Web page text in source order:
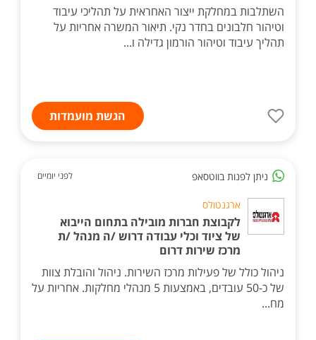
השתלבות במחלקת ייצור האחראית על תהליכי עיבוד
וטיהור חלבונים בחדר נקי. תיאור המשרה אחריות על
תהליך עיבוד וטיהור הורמון גדילה ו...
הגשת מועמדות
ניתן לפנות בווטסאפ לפני יומיים
ארגנטולס
לקבוצת חברות מובילה בתחום הייבוא
של ציוד וכלי עבודה דרוש /ה מנהל /ת
מרכז שירות דרום
ניהול כולל של פעילות מרכז השירות. ניהול והובלת צוות
של כ-50 עובדים, באמצעות 5 מנהלי מחלקות. אחריות על
מח...